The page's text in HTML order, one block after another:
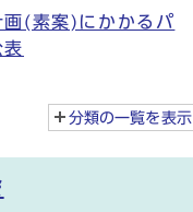
(素案)にかかるパ
分類の一覧を表示